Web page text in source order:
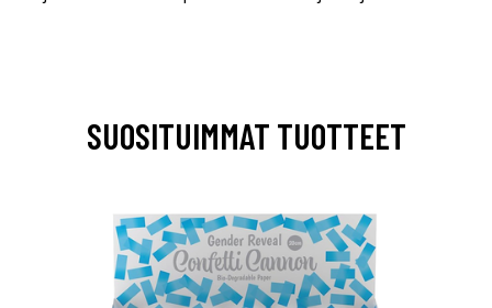
SUOSITUIMMAT TUOTTEET